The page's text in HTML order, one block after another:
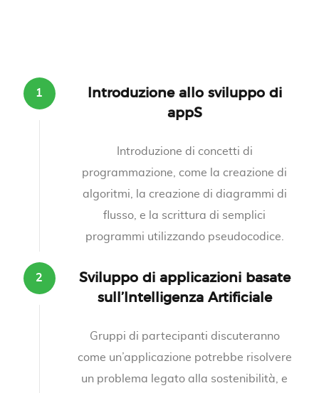
Introduzione allo sviluppo di
appS
Introduzione di concetti di
programmazione, come la creazione di
algoritmi, la creazione di diagrammi di
flusso, e la scrittura di semplici
programmi utilizzando pseudocodice.
Sviluppo di applicazioni basate
sull’Intelligenza Artificiale
Gruppi di partecipanti discuteranno
come un’applicazione potrebbe risolvere
un problema legato alla sostenibilità, e